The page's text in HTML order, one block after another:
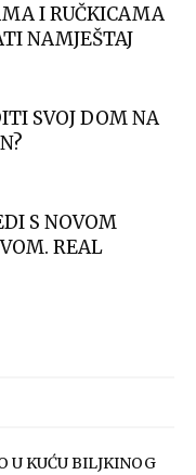
I RUČKICAMA
NAMJEŠTAJ
SVOJ DOM NA
S NOVOM
REAL
U KUĆU BILJKINOG